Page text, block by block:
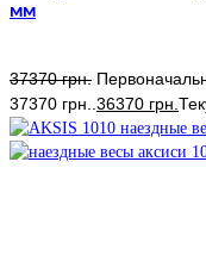
мм
37370грн.
37370 грн.. 36370 грн.